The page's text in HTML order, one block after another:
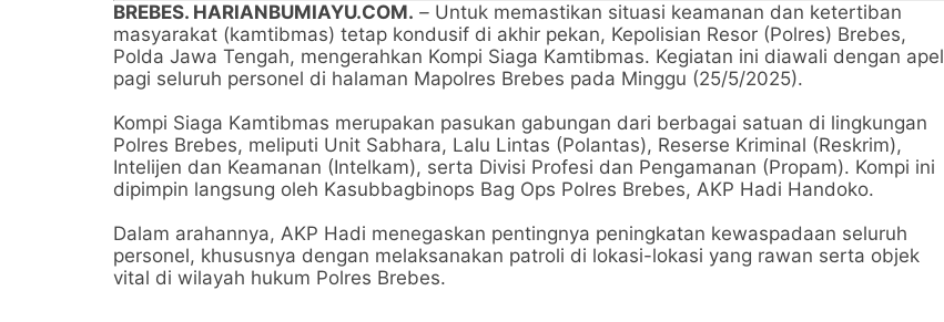
BREBES. HARIANBUMIAYU.COM. – Untuk memastikan situasi keamanan dan ketertiban
masyarakat (kamtibmas) tetap kondusif di akhir pekan, Kepolisian Resor (Polres) Brebes,
Polda Jawa Tengah, mengerahkan Kompi Siaga Kamtibmas. Kegiatan ini diawali dengan apel
pagi seluruh personel di halaman Mapolres Brebes pada Minggu (25/5/2025).
Kompi Siaga Kamtibmas merupakan pasukan gabungan dari berbagai satuan di lingkungan
Polres Brebes, meliputi Unit Sabhara, Lalu Lintas (Polantas), Reserse Kriminal (Reskrim),
Intelijen dan Keamanan (Intelkam), serta Divisi Profesi dan Pengamanan (Propam). Kompi ini
dipimpin langsung oleh Kasubbagbinops Bag Ops Polres Brebes, AKP Hadi Handoko.
Dalam arahannya, AKP Hadi menegaskan pentingnya peningkatan kewaspadaan seluruh
personel, khususnya dengan melaksanakan patroli di lokasi-lokasi yang rawan serta objek
vital di wilayah hukum Polres Brebes.